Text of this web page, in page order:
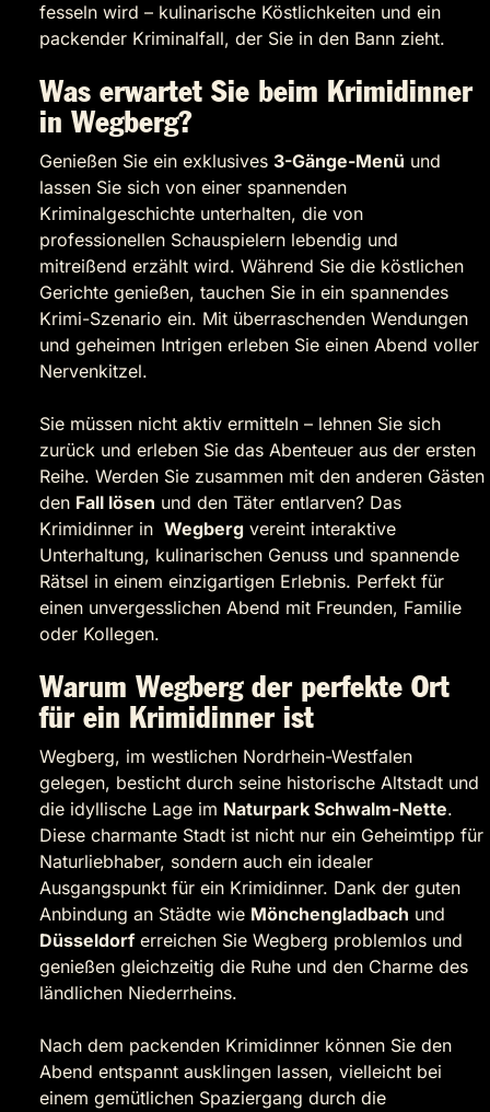
fesseln wird – kulinarische Köstlichkeiten und ein
packender Kriminalfall, der Sie in den Bann zieht.
Was erwartet Sie beim Krimidinner
in Wegberg?
Genießen Sie ein exklusives 3-Gänge-Menü und
lassen Sie sich von einer spannenden
Kriminalgeschichte unterhalten, die von
professionellen Schauspielern lebendig und
mitreißend erzählt wird. Während Sie die köstlichen
Gerichte genießen, tauchen Sie in ein spannendes
Krimi-Szenario ein. Mit überraschenden Wendungen
und geheimen Intrigen erleben Sie einen Abend voller
Nervenkitzel.
Sie müssen nicht aktiv ermitteln – lehnen Sie sich
zurück und erleben Sie das Abenteuer aus der ersten
Reihe. Werden Sie zusammen mit den anderen Gästen
den Fall lösen und den Täter entlarven? Das
Krimidinner in Wegberg vereint interaktive
Unterhaltung, kulinarischen Genuss und spannende
Rätsel in einem einzigartigen Erlebnis. Perfekt für
einen unvergesslichen Abend mit Freunden, Familie
oder Kollegen.
Warum Wegberg der perfekte Ort
für ein Krimidinner ist
Wegberg, im westlichen Nordrhein-Westfalen
gelegen, besticht durch seine historische Altstadt und
die idyllische Lage im Naturpark Schwalm-Nette.
Diese charmante Stadt ist nicht nur ein Geheimtipp für
Naturliebhaber, sondern auch ein idealer
Ausgangspunkt für ein Krimidinner. Dank der guten
Anbindung an Städte wie Mönchengladbach und
Düsseldorferreichen Sie Wegberg problemlos und
genießen gleichzeitig die Ruhe und den Charme des
ländlichen Niederrheins.
Nach dem packenden Krimidinner können Sie den
Abend entspannt ausklingen lassen, vielleicht bei
einem gemütlichen Spaziergang durch die